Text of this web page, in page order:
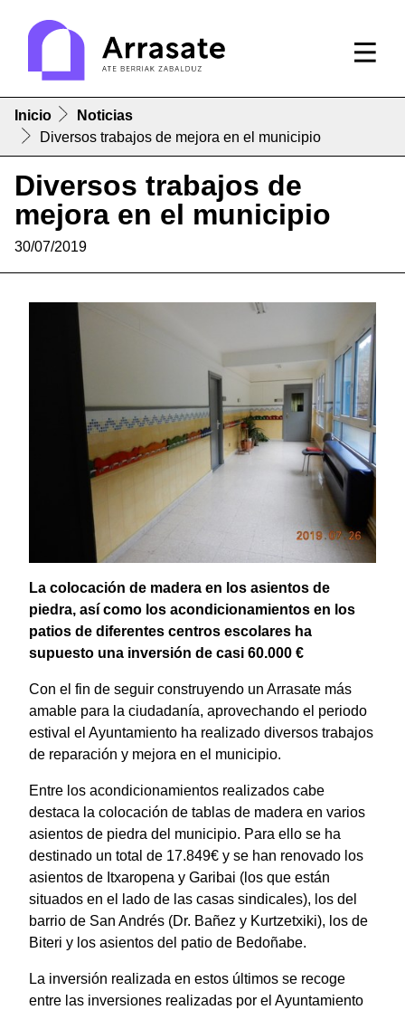
Inicio
Noticias
Diversos trabajos de mejora en el municipio
Diversos trabajos de
mejora en el municipio
30/07/2019
La colocación de madera en los asientos de
piedra, así como los acondicionamientos en los
patios de diferentes centros escolares ha
supuesto una inversión de casi 60.000 €
Con el fin de seguir construyendo un Arrasate más
amable para la ciudadanía, aprovechando el periodo
estival el Ayuntamiento ha realizado diversos trabajos
de reparación y mejora en el municipio.
Entre los acondicionamientos realizados cabe
destaca la colocación de tablas de madera en varios
asientos de piedra del municipio. Para ello se ha
destinado un total de 17.849€ y se han renovado los
asientos de Itxaropena y Garibai (los que están
situados en el lado de las casas sindicales), los del
barrio de San Andrés (Dr. Bañez y Kurtzetxiki), los de
Biteri y los asientos del patio de Bedoñabe.
La inversión realizada en estos últimos se recoge
entre las inversiones realizadas por el Ayuntamiento